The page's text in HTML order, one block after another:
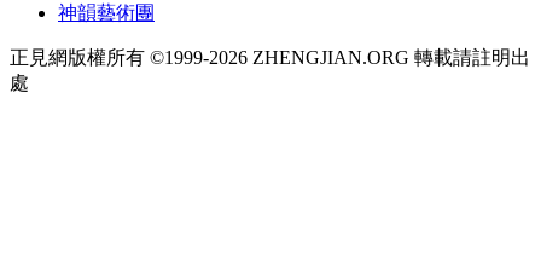
神韻藝術團
正見網版權所有 ©1999-2026 ZHENGJIAN.ORG 轉載請註明出
處